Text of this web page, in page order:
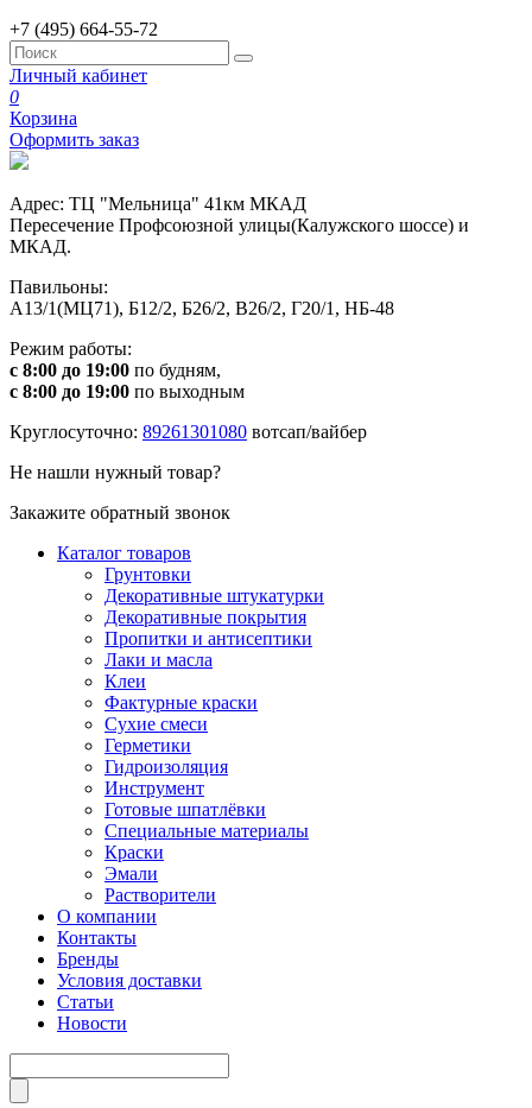
+7 (495) 664-55-72
Личный кабинет
0
Корзина
Оформить заказ
Адрес: ТЦ "Мельница" 41км МКАД
Пересечение Профсоюзной улицы(Калужского шоссе) и
МКАД.
Павильоны:
А13/1(МЦ71), Б12/2, Б26/2, В26/2, Г20/1, НБ-48
Режим работы:
с 8:00 до 19:00 по будням,
с 8:00 до 19:00 по выходным
Круглосуточно: 89261301080 вотсап/вайбер
Не нашли нужный товар?
Закажите обратный звонок
Каталог товаров
Грунтовки
Декоративные штукатурки
Декоративные покрытия
Пропитки и антисептики
Лаки и масла
Клеи
Фактурные краски
Сухие смеси
Герметики
Гидроизоляция
Инструмент
Готовые шпатлёвки
Специальные материалы
Краски
Эмали
Растворители
О компании
Контакты
Бренды
Условия доставки
Статьи
Новости